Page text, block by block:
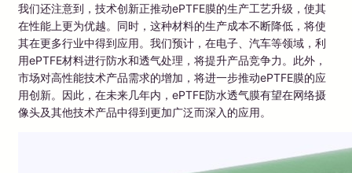
我们还注意到，技术创新正推动ePTFE膜的生产工艺升级，使其
在性能上更为优越。同时，这种材料的生产成本不断降低，将使
其在更多行业中得到应用。我们预计，在电子、汽车等领域，利
用ePTFE材料进行防水和透气处理，将提升产品竞争力。此外，
市场对高性能技术产品需求的增加，将进一步推动ePTFE膜的应
用创新。因此，在未来几年内，ePTFE防水透气膜有望在网络摄
像头及其他技术产品中得到更加广泛而深入的应用。